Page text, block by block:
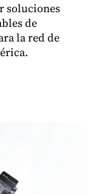
soluciones
de
la red de